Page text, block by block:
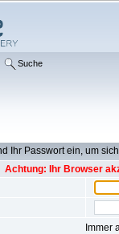
Suche
Ihr Passwort ein, um
Achtung: Ihr Browser
Immer